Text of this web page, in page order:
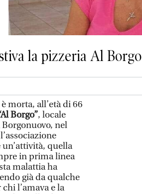
la pizzeria Al Borgo
è morta, all’età di 66
Borgo”, locale
nel
quella
in prima linea
malattia ha
già da qualche
l’amava e la